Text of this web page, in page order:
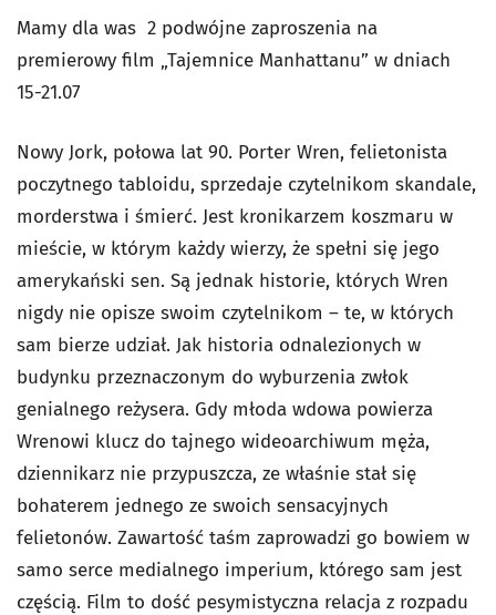
Mamy dla was 2 podwójne zaproszenia na
premierowy film „Tajemnice Manhattanu” w dniach
15-21.07
Nowy Jork, połowa lat 90. Porter Wren, felietonista
poczytnego tabloidu, sprzedaje czytelnikom skandale,
morderstwa i śmierć. Jest kronikarzem koszmaru w
mieście, w którym każdy wierzy, że spełni się jego
amerykański sen. Są jednak historie, których Wren
nigdy nie opisze swoim czytelnikom – te, w których
sam bierze udział. Jak historia odnalezionych w
budynku przeznaczonym do wyburzenia zwłok
genialnego reżysera. Gdy młoda wdowa powierza
Wrenowi klucz do tajnego wideoarchiwum męża,
dziennikarz nie przypuszcza, ze właśnie stał się
bohaterem jednego ze swoich sensacyjnych
felietonów. Zawartość taśm zaprowadzi go bowiem w
samo serce medialnego imperium, którego sam jest
częścią. Film to dość pesymistyczna relacja z rozpadu